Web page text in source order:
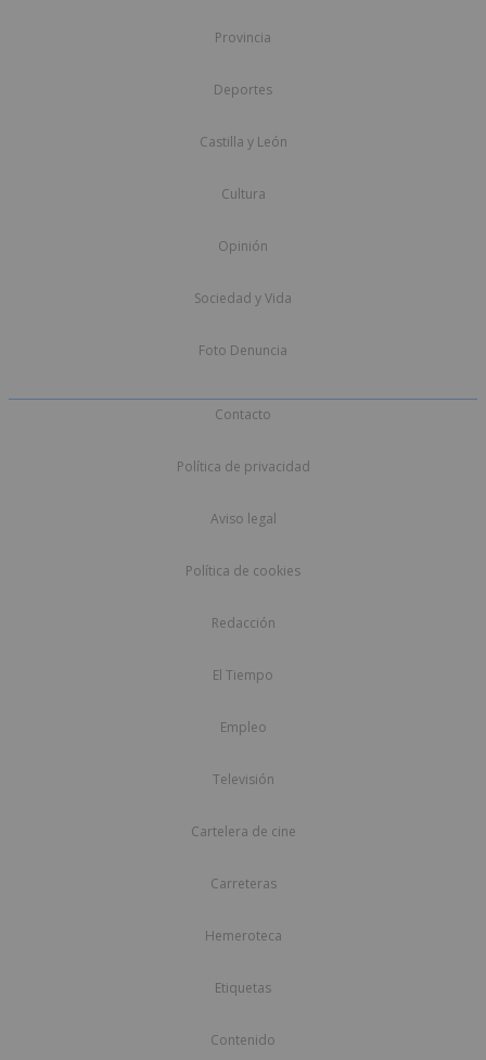
Provincia
Deportes
Castilla y León
Cultura
Opinión
Sociedad y Vida
Foto Denuncia
Contacto
Política de privacidad
Aviso legal
Política de cookies
Redacción
El Tiempo
Empleo
Televisión
Cartelera de cine
Carreteras
Hemeroteca
Etiquetas
Contenido